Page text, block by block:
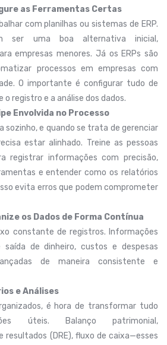
as Ferramentas Certas
com planilhas ou sistemas de ERP.
ser uma boa alternativa inicial,
empresas menores. Já os ERPs são
processos em empresas com
O importante é configurar tudo de
registro e a análise dos dados.
Envolvida no Processo
sozinho, e quando se trata de gerenciar
estar alinhado. Treine as pessoas
registrar informações com precisão,
e entender como os relatórios
evita erros que podem comprometer
os Dados de Forma Contínua
constante de registros. Informações
de dinheiro, custos e despesas
de maneira consistente e
e Análises
é hora de transformar tudo
úteis. Balanço patrimonial,
resultados (DRE), fluxo de caixa—esses